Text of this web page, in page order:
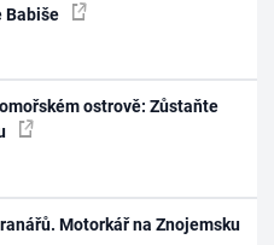
Babiše
ostrově: Zůstaňte
Motorkář na Znojemsku